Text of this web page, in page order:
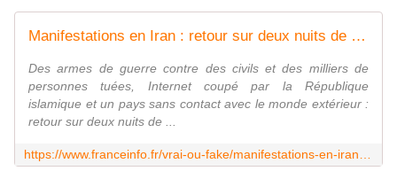
Manifestations en Iran : retour sur deux nuits de massacre
Des armes de guerre contre des civils et des milliers de
personnes tuées, Internet coupé par la République
islamique et un pays sans contact avec le monde extérieur :
retour sur deux nuits de ...